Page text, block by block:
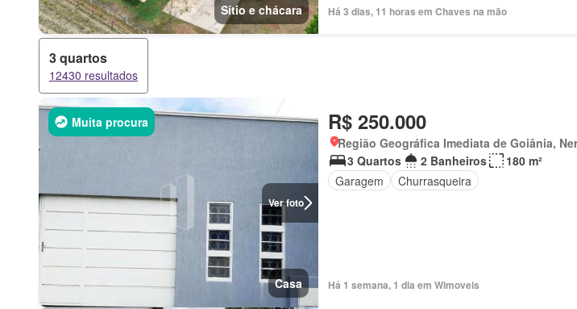
Sítio e chácara Há 3 dias, 11 horas em Chaves na mão
3 quartos
12430 resultados
Ver foto
Muita procura
Casa
R$ 250.000
Região Geográfica Imediata de Goiânia,
3 Quartos
2 Banheiros
180 m²
Garagem
Churrasqueira
Há 1 semana, 1 dia em Wimoveis